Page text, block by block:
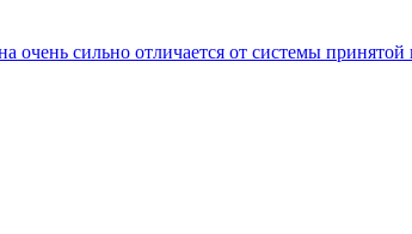
очень сильно отличается от системы принятой